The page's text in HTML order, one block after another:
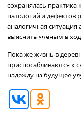
сохранялась
патологий и дефектов
аналогичная ситуация
выяснить учёным в
Пока же жизнь в
приспосабливаются к
надежду на будущее